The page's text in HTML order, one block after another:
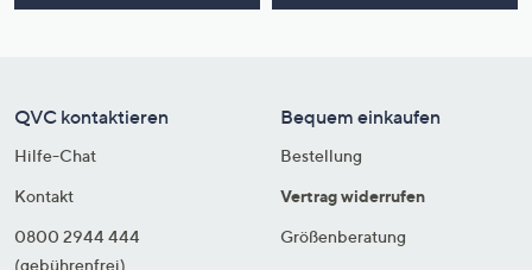
QVC kontaktieren
Hilfe-Chat
Kontakt
0800 2944 444
(gebührenfrei)
Bequem einkaufen
Bestellung
Vertrag widerrufen
Größenberatung